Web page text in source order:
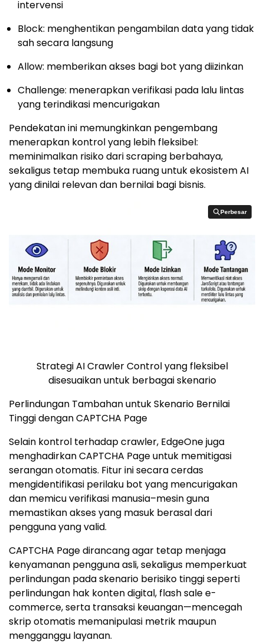
intervensi
Block: menghentikan pengambilan data yang tidak
sah secara langsung
Allow: memberikan akses bagi bot yang diizinkan
Challenge: menerapkan verifikasi pada lalu lintas
yang terindikasi mencurigakan
Pendekatan ini memungkinkan pengembang
menerapkan kontrol yang lebih fleksibel:
meminimalkan risiko dari scraping berbahaya,
sekaligus tetap membuka ruang untuk ekosistem AI
yang dinilai relevan dan bernilai bagi bisnis.
Perbesar
Perbesar
Strategi AI Crawler Control yang fleksibel
disesuaikan untuk berbagai skenario
Perlindungan Tambahan untuk Skenario Bernilai
Tinggi dengan CAPTCHA Page
Selain kontrol terhadap crawler, EdgeOne juga
menghadirkan CAPTCHA Page untuk memitigasi
serangan otomatis. Fitur ini secara cerdas
mengidentifikasi perilaku bot yang mencurigakan
dan memicu verifikasi manusia–mesin guna
memastikan akses yang masuk berasal dari
pengguna yang valid.
CAPTCHA Page dirancang agar tetap menjaga
kenyamanan pengguna asli, sekaligus memperkuat
perlindungan pada skenario berisiko tinggi seperti
perlindungan hak konten digital, flash sale e-
commerce, serta transaksi keuangan—mencegah
skrip otomatis memanipulasi metrik maupun
mengganggu layanan.